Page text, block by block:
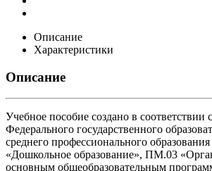
Описание
Характеристики
Описание
Учебное пособие создано в соответствии
Федерального государственного
среднего профессионального
«Дошкольное образование», ПМ.03
основным общеобразовательным